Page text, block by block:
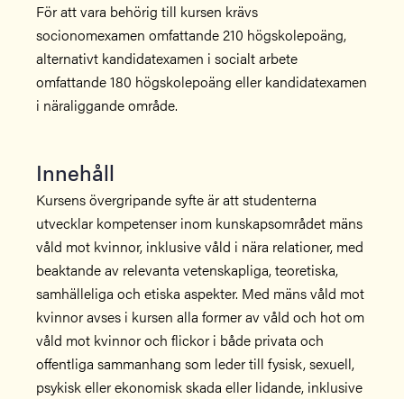
För att vara behörig till kursen krävs
socionomexamen omfattande 210 högskolepoäng,
alternativt kandidatexamen i socialt arbete
omfattande 180 högskolepoäng eller kandidatexamen
i näraliggande område.
Innehåll
Kursens övergripande syfte är att studenterna
utvecklar kompetenser inom kunskapsområdet mäns
våld mot kvinnor, inklusive våld i nära relationer, med
beaktande av relevanta vetenskapliga, teoretiska,
samhälleliga och etiska aspekter. Med mäns våld mot
kvinnor avses i kursen alla former av våld och hot om
våld mot kvinnor och flickor i både privata och
offentliga sammanhang som leder till fysisk, sexuell,
psykisk eller ekonomisk skada eller lidande, inklusive